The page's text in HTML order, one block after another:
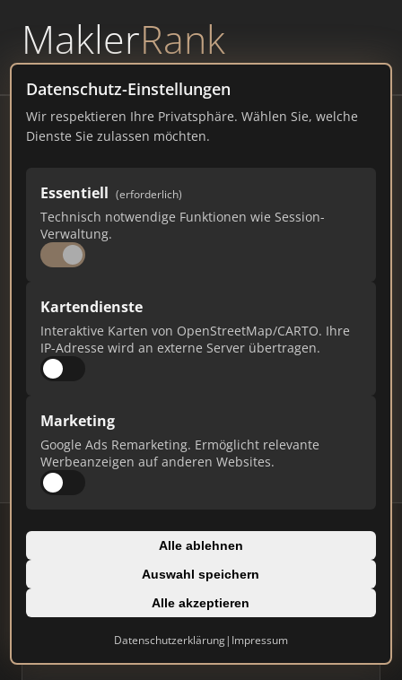
MaklerRank
powered byWAVEPOINT
Datenschutz-Einstellungen
Wir respektieren Ihre Privatsphäre. Wählen Sie, welche
Dienste Sie zulassen möchten.
Essentiell (erforderlich)
Technisch notwendige Funktionen wie Session-
Verwaltung.
Kartendienste
Interaktive Karten von OpenStreetMap/CARTO. Ihre
IP-Adresse wird an externe Server übertragen.
Marketing
Google Ads Remarketing. Ermöglicht relevante
Werbeanzeigen auf anderen Websites.
Alle ablehnen
Auswahl speichern
Alle akzeptieren
Datenschutzerklärung| Impressum
PRIME VENDO Immobilien GmbH
primevendo.de
538
Ist das Ihr Unternehmen?
Verifizieren Sie Ihr Profil, bearbeiten Sie Ihre
Updates.
Profil beanspruchen
⭐ Etabliert
Einzelner Makler